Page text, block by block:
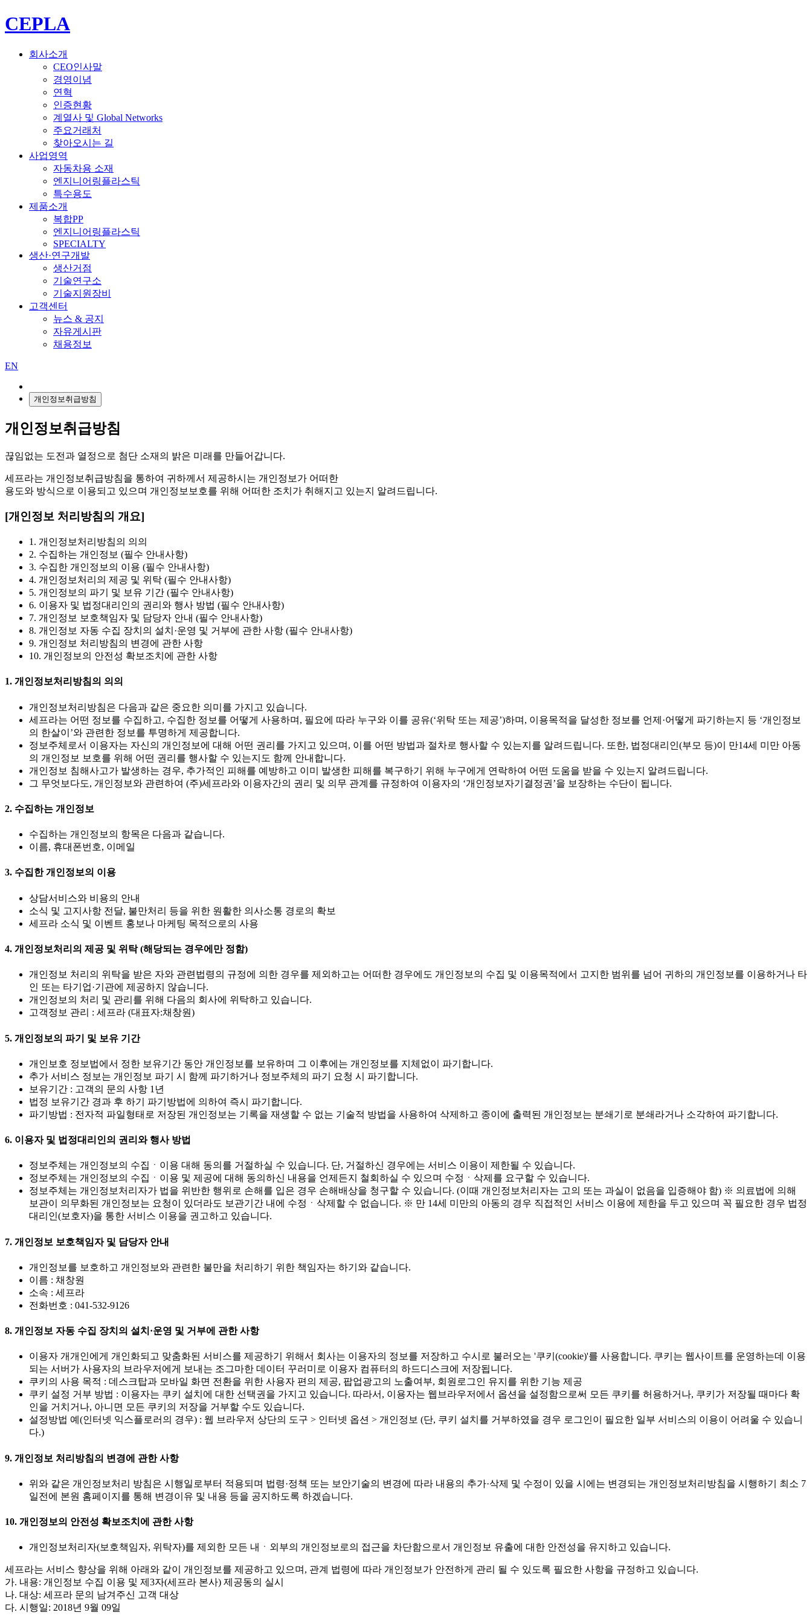
CEPLA
회사소개
CEO인사말
경영이념
연혁
인증현황
계열사 및 Global Networks
주요거래처
찾아오시는 길
사업영역
자동차용 소재
엔지니어링플라스틱
특수용도
제품소개
복합PP
엔지니어링플라스틱
SPECIALTY
생산·연구개발
생산거점
기술연구소
기술지원장비
고객센터
뉴스 & 공지
자유게시판
채용정보
EN
개인정보취급방침
개인정보취급방침
끊임없는 도전과 열정으로 첨단 소재의 밝은 미래를 만들어갑니다.
세프라는 개인정보취급방침을 통하여 귀하께서 제공하시는 개인정보가 어떠한
용도와 방식으로 이용되고 있으며 개인정보보호를 위해 어떠한 조치가 취해지고 있는지 알려드립니다.
[개인정보 처리방침의 개요]
1. 개인정보처리방침의 의의
2. 수집하는 개인정보 (필수 안내사항)
3. 수집한 개인정보의 이용 (필수 안내사항)
4. 개인정보처리의 제공 및 위탁 (필수 안내사항)
5. 개인정보의 파기 및 보유 기간 (필수 안내사항)
6. 이용자 및 법정대리인의 권리와 행사 방법 (필수 안내사항)
7. 개인정보 보호책임자 및 담당자 안내 (필수 안내사항)
8. 개인정보 자동 수집 장치의 설치·운영 및 거부에 관한 사항 (필수 안내사항)
9. 개인정보 처리방침의 변경에 관한 사항
10. 개인정보의 안전성 확보조치에 관한 사항
1. 개인정보처리방침의 의의
개인정보처리방침은 다음과 같은 중요한 의미를 가지고 있습니다.
세프라는 어떤 정보를 수집하고, 수집한 정보를 어떻게 사용하며, 필요에 따라 누구와 이를 공유(‘위탁 또는 제공’)하며, 이용목적을 달성한 정보를 언제·어떻게 파기하는지 등 ‘개인정보
의 한살이’와 관련한 정보를 투명하게 제공합니다.
정보주체로서 이용자는 자신의 개인정보에 대해 어떤 권리를 가지고 있으며, 이를 어떤 방법과 절차로 행사할 수 있는지를 알려드립니다. 또한, 법정대리인(부모 등)이 만14세 미만 아동
의 개인정보 보호를 위해 어떤 권리를 행사할 수 있는지도 함께 안내합니다.
개인정보 침해사고가 발생하는 경우, 추가적인 피해를 예방하고 이미 발생한 피해를 복구하기 위해 누구에게 연락하여 어떤 도움을 받을 수 있는지 알려드립니다.
그 무엇보다도, 개인정보와 관련하여 (주)세프라와 이용자간의 권리 및 의무 관계를 규정하여 이용자의 ‘개인정보자기결정권’을 보장하는 수단이 됩니다.
2. 수집하는 개인정보
수집하는 개인정보의 항목은 다음과 같습니다.
이름, 휴대폰번호, 이메일
3. 수집한 개인정보의 이용
상담서비스와 비용의 안내
소식 및 고지사항 전달, 불만처리 등을 위한 원활한 의사소통 경로의 확보
세프라 소식 및 이벤트 홍보나 마케팅 목적으로의 사용
4. 개인정보처리의 제공 및 위탁 (해당되는 경우에만 정함)
개인정보 처리의 위탁을 받은 자와 관련법령의 규정에 의한 경우를 제외하고는 어떠한 경우에도 개인정보의 수집 및 이용목적에서 고지한 범위를 넘어 귀하의 개인정보를 이용하거나 타
인 또는 타기업·기관에 제공하지 않습니다.
개인정보의 처리 및 관리를 위해 다음의 회사에 위탁하고 있습니다.
고객정보 관리 : 세프라 (대표자:채창원)
5. 개인정보의 파기 및 보유 기간
개인보호 정보법에서 정한 보유기간 동안 개인정보를 보유하며 그 이후에는 개인정보를 지체없이 파기합니다.
추가 서비스 정보는 개인정보 파기 시 함께 파기하거나 정보주체의 파기 요청 시 파기합니다.
보유기간 : 고객의 문의 사항 1년
법정 보유기간 경과 후 하기 파기방법에 의하여 즉시 파기합니다.
파기방법 : 전자적 파일형태로 저장된 개인정보는 기록을 재생할 수 없는 기술적 방법을 사용하여 삭제하고 종이에 출력된 개인정보는 분쇄기로 분쇄라거나 소각하여 파기합니다.
6. 이용자 및 법정대리인의 권리와 행사 방법
정보주체는 개인정보의 수집ㆍ이용 대해 동의를 거절하실 수 있습니다. 단, 거절하신 경우에는 서비스 이용이 제한될 수 있습니다.
정보주체는 개인정보의 수집ㆍ이용 및 제공에 대해 동의하신 내용을 언제든지 철회하실 수 있으며 수정ㆍ삭제를 요구할 수 있습니다.
정보주체는 개인정보처리자가 법을 위반한 행위로 손해를 입은 경우 손해배상을 청구할 수 있습니다. (이때 개인정보처리자는 고의 또는 과실이 없음을 입증해야 함) ※ 의료법에 의해
보관이 의무화된 개인정보는 요청이 있더라도 보관기간 내에 수정ㆍ삭제할 수 없습니다. ※ 만 14세 미만의 아동의 경우 직접적인 서비스 이용에 제한을 두고 있으며 꼭 필요한 경우 법정
대리인(보호자)을 통한 서비스 이용을 권고하고 있습니다.
7. 개인정보 보호책임자 및 담당자 안내
개인정보를 보호하고 개인정보와 관련한 불만을 처리하기 위한 책임자는 하기와 같습니다.
이름 : 채창원
소속 : 세프라
전화번호 : 041-532-9126
8. 개인정보 자동 수집 장치의 설치·운영 및 거부에 관한 사항
이용자 개개인에게 개인화되고 맞춤화된 서비스를 제공하기 위해서 회사는 이용자의 정보를 저장하고 수시로 불러오는 '쿠키(cookie)'를 사용합니다. 쿠키는 웹사이트를 운영하는데 이용
되는 서버가 사용자의 브라우저에게 보내는 조그마한 데이터 꾸러미로 이용자 컴퓨터의 하드디스크에 저장됩니다.
쿠키의 사용 목적 : 데스크탑과 모바일 화면 전환을 위한 사용자 편의 제공, 팝업광고의 노출여부, 회원로그인 유지를 위한 기능 제공
쿠키 설정 거부 방법 : 이용자는 쿠키 설치에 대한 선택권을 가지고 있습니다. 따라서, 이용자는 웹브라우저에서 옵션을 설정함으로써 모든 쿠키를 허용하거나, 쿠키가 저장될 때마다 확
인을 거치거나, 아니면 모든 쿠키의 저장을 거부할 수도 있습니다.
설정방법 예(인터넷 익스플로러의 경우) : 웹 브라우저 상단의 도구 > 인터넷 옵션 > 개인정보 (단, 쿠키 설치를 거부하였을 경우 로그인이 필요한 일부 서비스의 이용이 어려울 수 있습니
다.)
9. 개인정보 처리방침의 변경에 관한 사항
위와 같은 개인정보처리 방침은 시행일로부터 적용되며 법령·정책 또는 보안기술의 변경에 따라 내용의 추가·삭제 및 수정이 있을 시에는 변경되는 개인정보처리방침을 시행하기 최소 7
일전에 본원 홈페이지를 통해 변경이유 및 내용 등을 공지하도록 하겠습니다.
10. 개인정보의 안전성 확보조치에 관한 사항
개인정보처리자(보호책임자, 위탁자)를 제외한 모든 내ㆍ외부의 개인정보로의 접근을 차단함으로서 개인정보 유출에 대한 안전성을 유지하고 있습니다.
세프라는 서비스 향상을 위해 아래와 같이 개인정보를 제공하고 있으며, 관계 법령에 따라 개인정보가 안전하게 관리 될 수 있도록 필요한 사항을 규정하고 있습니다.
가. 내용: 개인정보 수집 이용 및 제3자(세프라 본사) 제공동의 실시
나. 대상: 세프라 문의 남겨주신 고객 대상
다. 시행일: 2018년 9월 09일